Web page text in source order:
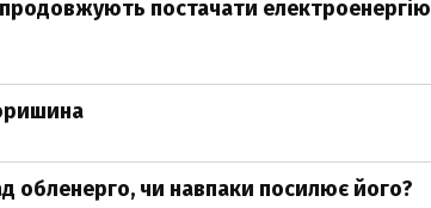
продовжують постачати електроенергію
обленерго, чи навпаки посилює його?